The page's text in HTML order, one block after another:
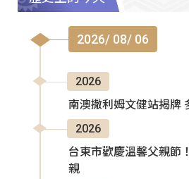
2026/ 08/ 06
2026
南澳撒利姆文健站揭牌
2026
台東市歡慶溫馨父親節
親